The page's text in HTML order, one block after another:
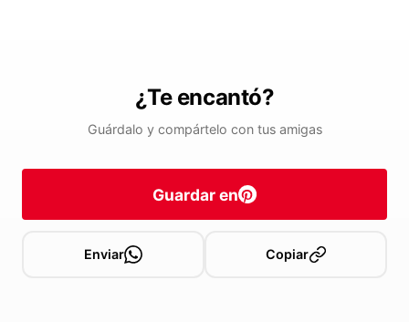
¿Te encantó?
Guárdalo y compártelo con tus amigas
Guardar en
Enviar Copiar